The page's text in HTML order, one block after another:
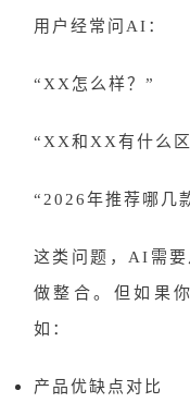
用户经常问 AI：
“XX怎么样？”
“XX和XX有什么
“2026年推荐哪几
这类问题， AI需要
做整合。但如果
如：
产品优缺点对比